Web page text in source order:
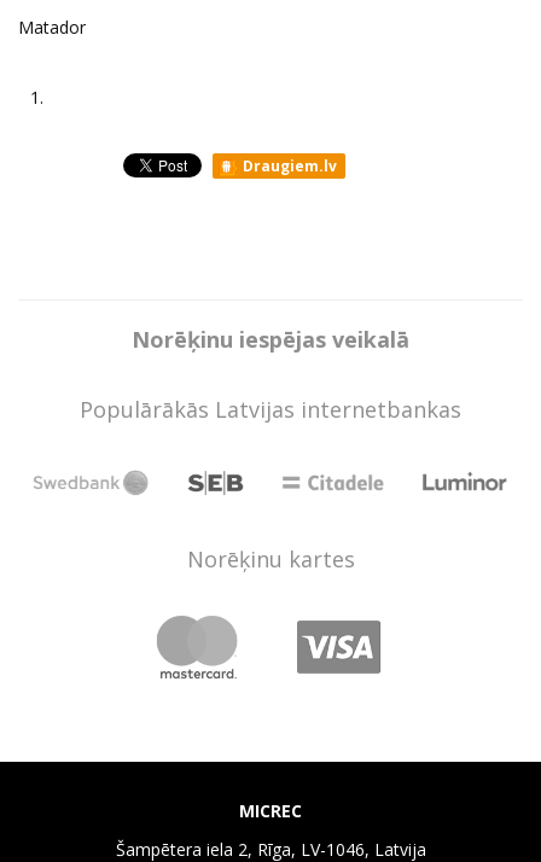
Matador
1.
Draugiem.lv
Norēķinu iespējas veikalā
Populārākās Latvijas internetbankas
Norēķinu kartes
MICREC
Šampētera iela 2, Rīga, LV-1046, Latvija